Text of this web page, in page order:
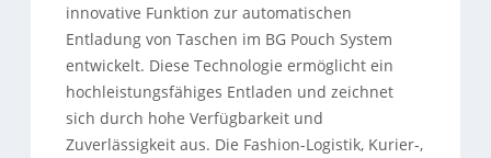
innovative Funktion zur automatischen
Entladung von Taschen im BG Pouch System
entwickelt. Diese Technologie ermöglicht ein
hochleistungsfähiges Entladen und zeichnet
sich durch hohe Verfügbarkeit und
Zuverlässigkeit aus. Die Fashion-Logistik, Kurier-,